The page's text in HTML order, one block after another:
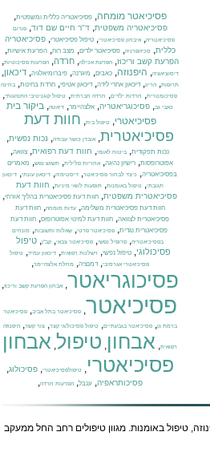
פסיכיאטר מומחה,פסיכיאטריה כללית ומשפטית,
פסיכיאטריה משפטית,ד"ר חיים שם דוד,פורום
פסיכיאטריה, איבחון פסיכיאטרי, טיפול פסיכיאטרי, פסיכיאטריה
כללית,סכיזופרניה,פסיכיאטר ילדים, מצב רוח,הפרעת אישיות,
הפרעת קשב וריכוז,הפרעת אכילה,חרדה,הפרעות פסיכוטיות,
דיסוציאציה, היפנוזה,כאבים, מיגרנה,פיברומיאלגיה,דיכאון,
תרופות, הריון,דיכאון אחרי לידה,דיכאון אטיפי, חרדת בחינות, בחינה
פסיכומטרית, חרדות ילדים, חרדה חברתית, טיפול קוגניטיבי התנהגותי,
כאבי גב, פסיכוגריאטריה, אלצהיימר, דיאטה, ביקור בית
פסיכיאטרי,טיפול בית, חוות דעת
פסיכיאטרית,אובדן כושר עבודה, נכות נפשית,
נכות תפקודית, ביטוח לאומי, חוות דעת רפואית, צוואה,
אפוטרופסות,רישיון נהיגה,אחריות פלילית,תשוש נפש, מאמרים
בפסיכיאטריה, כיצד לבחור פסיכיאטר, דיסטימיה, דיכאון עונתי, דיכאון
תגובתי, טיפול באומנות, תופעות לוואי מיניות, חוות דעת
פסיכיאטרית משפטית, חוות דעת פסיכיאטרית בהליך אזרחי,
חוות דעת פסיכיאטרית משלימה,עדות מומחה,חוות דעת
פסיכיאטרית לצוואה, חוות דעת למינוי אפוטרופוס, חוות דעת
פסיכיאטרית נגדית, פסיכיאטר פרטי, שאלות ותשובות, מונחים
בפסיכיאטריה, פרופיל נפשי, פסיכיאטר צבאי, קב"ן, טיפול
פסיכולוגי,טיפול נפשי,רשלנות רפואית,דיכאון עמיד,טיפול
פסיכיאטרי אגרסיבי,דמנציה,מחלת אלצהיימר,
פסיכוגריאטר,אבחון הפרעת קשב וריכוז,
פסיכיאטר,פסיכיאטר בתל אביב,פסיכיאטר
ברמת גן,פסיכיאטר בגבעתיים,טיפול פסיכולוגי קצר,צור קשר,היפנוזה
רפואית, אבחון, טיפול, אבחון
פסיכיאטרי,טיפולפסיכיאטרי,פסיכולוג,
פסיכותראפיה,ענבל,הפרעות חרדה,
טיפול באומנות. מגוון טיפולים רחב החל ממעקב